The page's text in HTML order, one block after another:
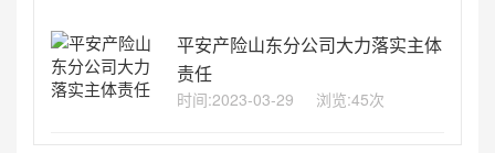
平安产险山东分公司大力落实主体
责任
时间:2023-03-29 浏览:45次